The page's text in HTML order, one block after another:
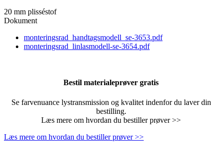
20 mm plisséstof
Dokument
monteringsrad_handtagsmodell_se-3653.pdf
monteringsrad_linlasmodell-se-3654.pdf
Bestil materialeprøver gratis
Se farvenuance lystransmission og kvalitet indenfor du laver din
bestilling.
Læs mere om hvordan du bestiller prøver >>
Læs mere om hvordan du bestiller prøver >>